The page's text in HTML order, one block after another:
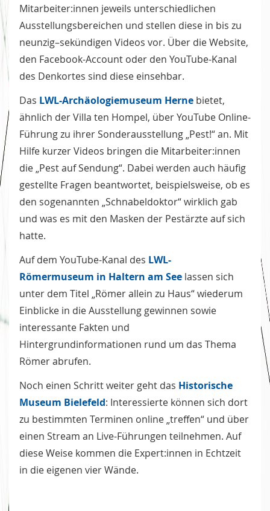
Mitarbeiter:innen jeweils unterschiedlichen
Ausstellungsbereichen und stellen diese in bis zu
neunzig–sekündigen Videos vor. Über die Website,
den Facebook-Account oder den YouTube-Kanal
des Denkortes sind diese einsehbar.
Das LWL-Archäologiemuseum Herne bietet,
ähnlich der Villa ten Hompel, über YouTube Online-
Führung zu ihrer Sonderausstellung „Pest!“ an. Mit
Hilfe kurzer Videos bringen die Mitarbeiter:innen
die „Pest auf Sendung“. Dabei werden auch häufig
gestellte Fragen beantwortet, beispielsweise, ob es
den sogenannten „Schnabeldoktor“ wirklich gab
und was es mit den Masken der Pestärzte auf sich
hatte.
Auf dem YouTube-Kanal des LWL-
Römermuseum in Haltern am See lassen sich
unter dem Titel „Römer allein zu Haus“ wiederum
Einblicke in die Ausstellung gewinnen sowie
interessante Fakten und
Hintergrundinformationen rund um das Thema
Römer abrufen.
Noch einen Schritt weiter geht das Historische
Museum Bielefeld: Interessierte können sich dort
zu bestimmten Terminen online „treffen“ und über
einen Stream an Live-Führungen teilnehmen. Auf
diese Weise kommen die Expert:innen in Echtzeit
in die eigenen vier Wände.